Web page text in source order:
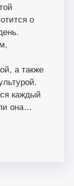
о
а также
каждый
она…